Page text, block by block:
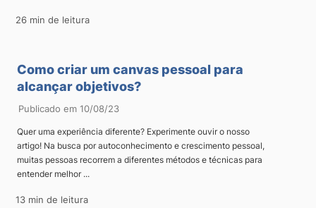
26 min de leitura
Como criar um canvas pessoal para
alcançar objetivos?
Publicado em 10/08/23
Quer uma experiência diferente? Experimente ouvir o nosso
artigo! Na busca por autoconhecimento e crescimento pessoal,
muitas pessoas recorrem a diferentes métodos e técnicas para
entender melhor ...
13 min de leitura